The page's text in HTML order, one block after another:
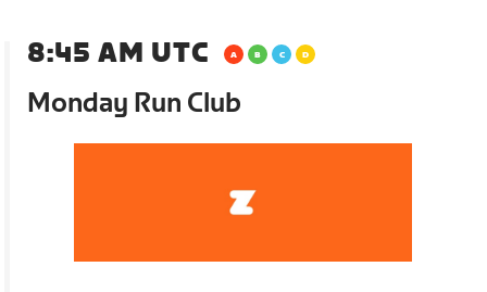
8:45 AM UTC
Monday Run Club